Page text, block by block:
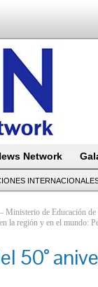
Network
Ministerio de Educación
la región y en el mundo:
50°